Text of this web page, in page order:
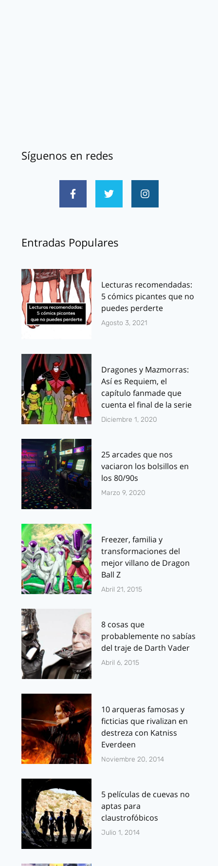
Síguenos en redes
Entradas Populares
Lecturas recomendadas:
5 cómics picantes que no
puedes perderte
Agosto 3, 2021
Dragones y Mazmorras:
Así es Requiem, el
capítulo fanmade que
cuenta el final de la serie
Diciembre 1, 2020
25 arcades que nos
vaciaron los bolsillos en
los 80/90s
Marzo 9, 2020
Freezer, familia y
transformaciones del
mejor villano de Dragon
Ball Z
Abril 21, 2015
8 cosas que
probablemente no sabías
del traje de Darth Vader
Abril 6, 2015
10 arqueras famosas y
ficticias que rivalizan en
destreza con Katniss
Everdeen
Noviembre 20, 2014
5 películas de cuevas no
aptas para
claustrofóbicos
Julio 1, 2014